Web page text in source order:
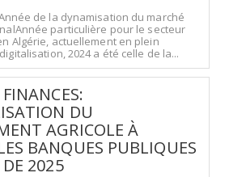
de la dynamisation du marché
particulière pour le secteur
Algérie, actuellement en plein
2024 a été celle de la...
DU
AGRICOLE À
BANQUES PUBLIQUES
2025